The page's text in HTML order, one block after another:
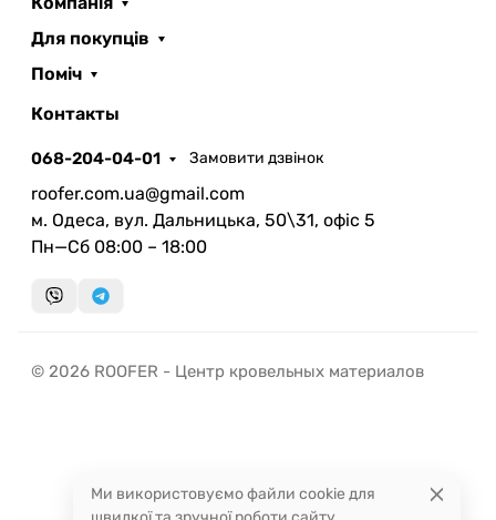
Для покупців
Поміч
Контакты
068-204-04-01 Замовити дзвінок
roofer.com.ua@gmail.com
м. Одеса, вул. Дальницька, 50\31, офіс 5
Пн—Сб 08:00 – 18:00
© 2026 ROOFER - Центр кровельных материалов
Ми використовуємо файли cookie для
миттєвий зворотний виклик